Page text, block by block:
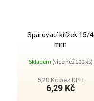
Spárovací křížek 15/4
mm
Skladem (více než 100 ks)
5,20 Kč bez DPH
6,29 Kč